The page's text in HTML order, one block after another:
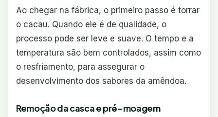
Ao chegar na fábrica, o primeiro passo é torrar
o cacau. Quando ele é de qualidade, o
processo pode ser leve e suave. O tempo e a
temperatura são bem controlados, assim como
o resfriamento, para assegurar o
desenvolvimento dos sabores da amêndoa.
Remoção da casca e pré-moagem